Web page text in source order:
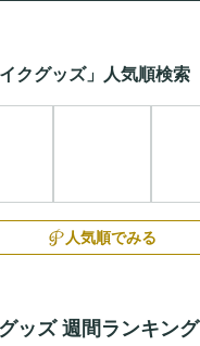
イクグッズ」人気順検索
人気順でみる
ッズ 週間ランキング